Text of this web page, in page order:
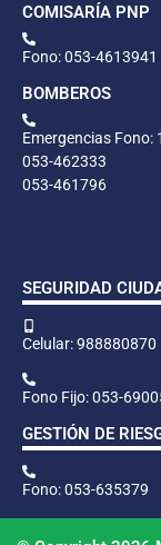
COMISARÍA PNP
Fono: 053-4613941
BOMBEROS
Emergencias Fono:
053-462333
053-461796
SEGURIDAD
Celular: 988880870
Fono Fijo: 053-
GESTIÓN DE
Fono: 053-635379